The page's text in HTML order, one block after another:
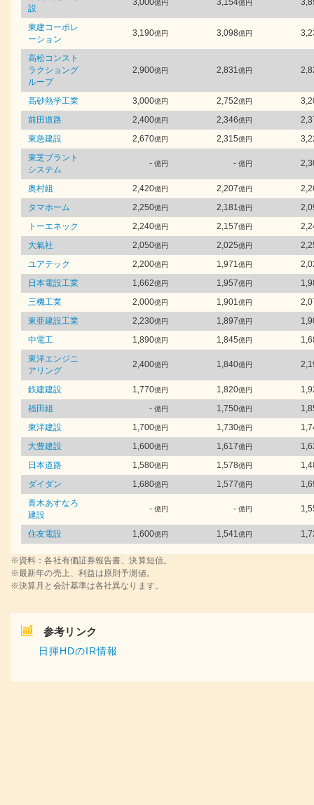
設
3,000億円 3,154億円
東建コーポレ
ーション
3,190億円 3,098億円
高松コンスト
ラクショング
ループ
2,900億円 2,831億円
高砂熱学工業 3,000億円 2,752億円
前田道路
2,400億円 2,346億円
東急建設
2,670億円 2,315億円
東芝プラント
システム
- 億円 - 億円
奥村組 2,420億円 2,207億円
タマホーム
2,250億円 2,181億円
トーエネック
2,240億円 2,157億円
大氣社
2,050億円 2,025億円
ユアテック
2,200億円 1,971億円
日本電設工業
1,662億円 1,957億円
三機工業
2,000億円 1,901億円
東亜建設工業
2,230億円 1,897億円
中電工
1,890億円 1,845億円
東洋エンジニ
アリング
2,400億円 1,840億円
鉄建建設 1,770億円 1,820億円
福田組
- 億円 1,750億円
東洋建設
1,700億円 1,730億円
大豊建設
1,600億円 1,617億円
日本道路
1,580億円 1,578億円
ダイダン
1,680億円 1,577億円
青木あすなろ
建設
- 億円 - 億円
住友電設 1,600億円 1,541億円
※資料：各社有価証券報告書、決算短信。
※最新年の売上、利益は原則予測値。
※決算月と会計基準は各社異なります。
参考リンク
日揮HDのIR情報